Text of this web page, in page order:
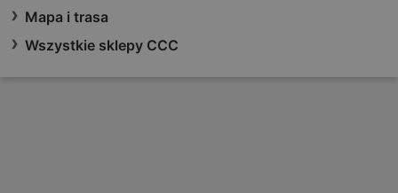
Mapa i trasa
Wszystkie sklepy CCC